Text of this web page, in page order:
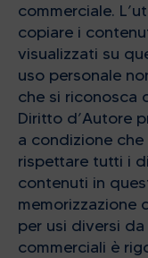
commerciale.
copiare i
visualizzati su
uso personale
che si riconosca
Diritto d’Autore
a condizione che
rispettare tutti i
contenuti in
memorizzazione
per usi diversi
commerciali è